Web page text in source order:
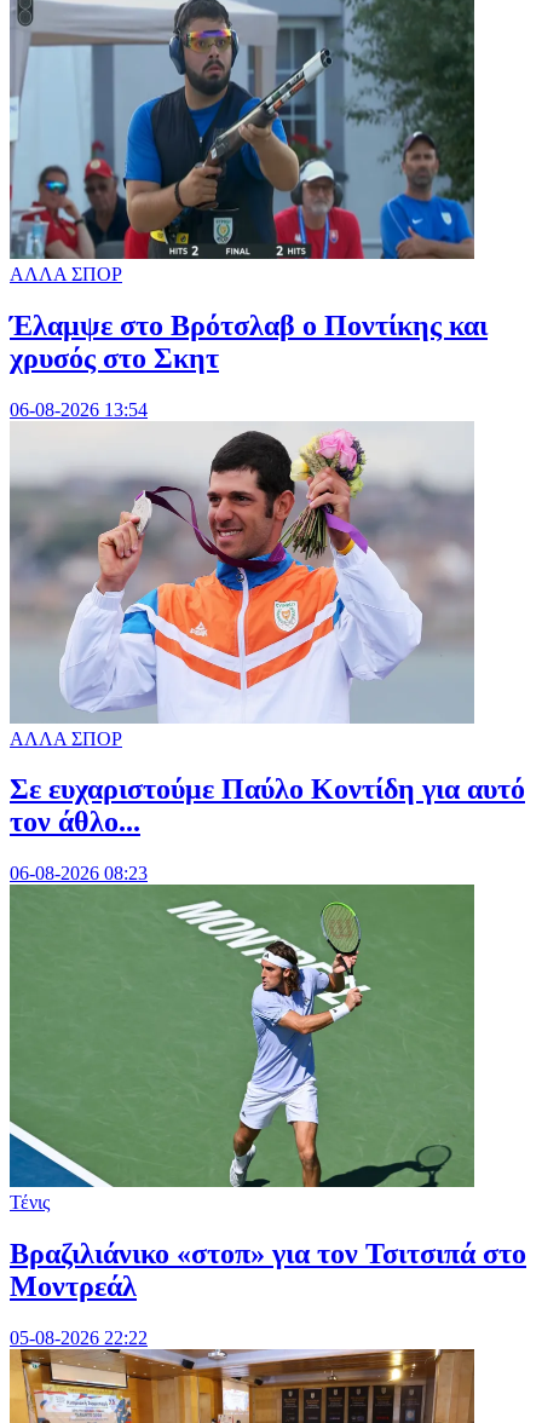
ΑΛΛΑ ΣΠΟΡ
Έλαμψε στο Βρότσλαβ ο Ποντίκης και
χρυσός στο Σκητ
06-08-2026 13:54
ΑΛΛΑ ΣΠΟΡ
Σε ευχαριστούμε Παύλο Κοντίδη για αυτό
τον άθλο...
06-08-2026 08:23
Τένις
Βραζιλιάνικο «στοπ» για τον Τσιτσιπά στο
Μοντρεάλ
05-08-2026 22:22